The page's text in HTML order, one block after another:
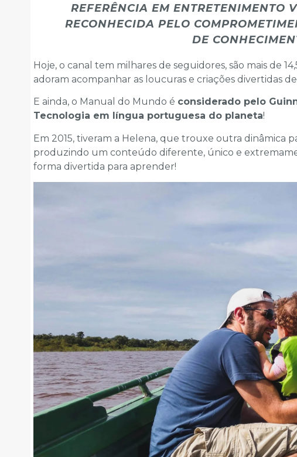
REFERÊNCIA EM ENTRETENIMENTO
RECONHECIDA PELO
DE
Hoje, o canal tem milhares de seguidores, são mais de
adoram acompanhar as loucuras e criações divertidas
E ainda, o Manual do Mundo é considerado pelo
Tecnologia em língua portuguesa do planeta!
Em 2015, tiveram a Helena, que trouxe outra dinâmica
produzindo um conteúdo diferente, único e
forma divertida para aprender!